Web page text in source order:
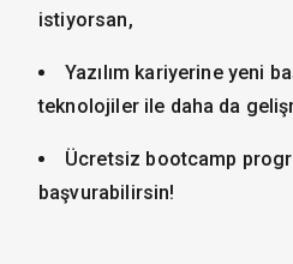
istiyorsan,
Yazılım kariyerine yeni
teknolojiler ile daha da
Ücretsiz bootcamp
başvurabilirsin!